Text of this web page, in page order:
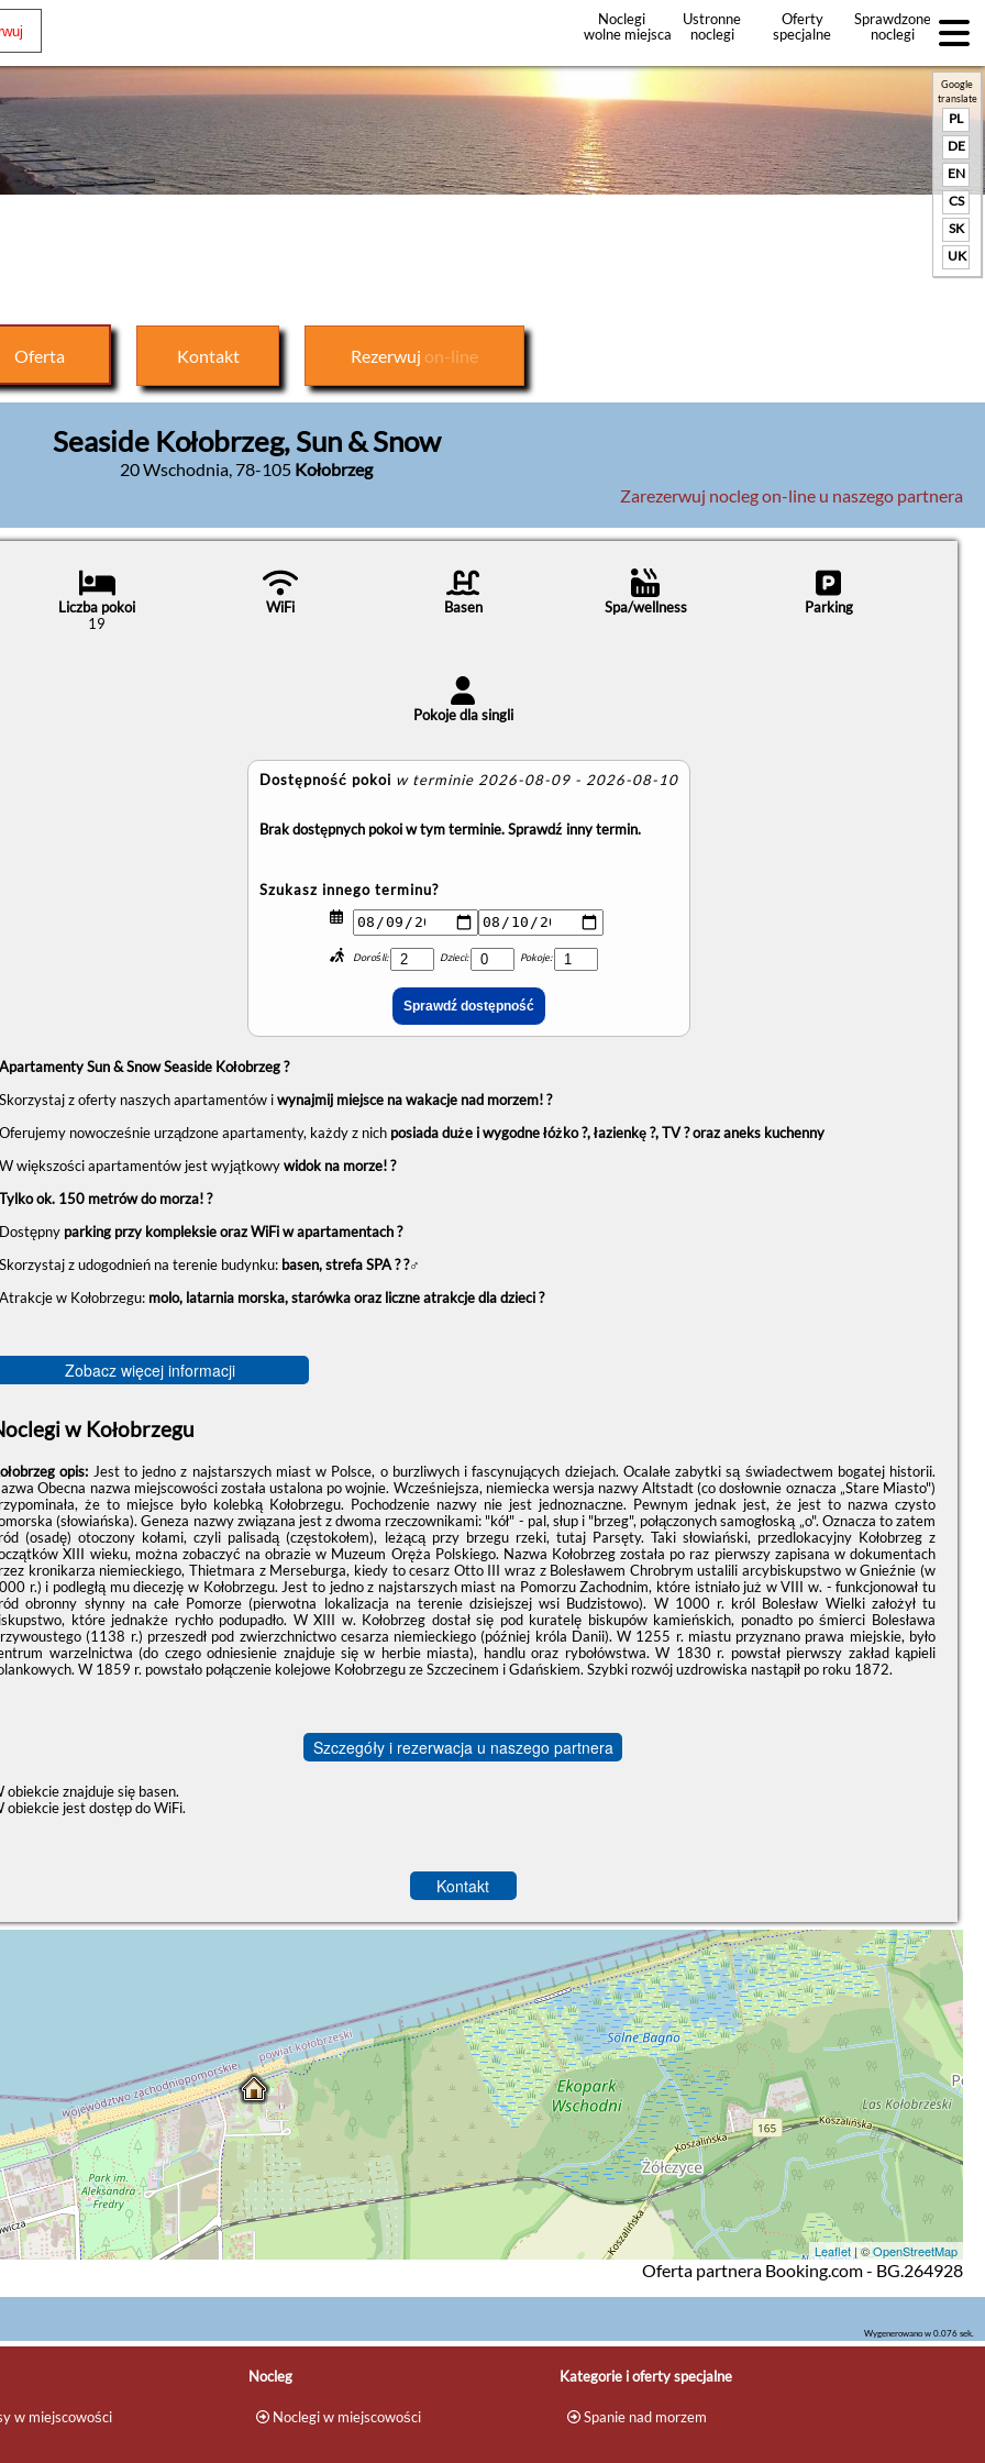
Noclegi
wolne miejsca
Ustronne
noclegi
Oferty
specjalne
Sprawdzone
noclegi
+Dodaj
Google
translate
PL
DE
EN
CS
SK
UK
Oferta Kontakt Rezerwuj on-line
Seaside Kołobrzeg, Sun & Snow
20 Wschodnia,78-105 Kołobrzeg
Zarezerwuj nocleg on-line u naszego partnera
Liczba pokoi
19
WiFi Basen Spa/wellness Parking
Pokoje dla singli
Dostępność pokoi w terminie 2026-08-09 - 2026-08-10
Brak dostępnych pokoi w tym terminie. Sprawdź inny termin.
Szukasz innego terminu?
Dorośli: Dzieci: Pokoje:
Apartamenty Sun & Snow Seaside Kołobrzeg ?
z oferty naszych apartamentów iwynajmij miejsce na wakacje nad morzem! ?
nowocześnie urządzone apartamenty, każdy z nich posiada duże i wygodne łóżko ?, łazienkę?, TV ? oraz aneks kuchenny
większości apartamentów jest wyjątkowywidok na morze! ?
Tylko ok. 150 metrów do morza! ?
parking przy kompleksie oraz WiFi w apartamentach ?
z udogodnień na terenie budynku: basen, strefa SPA ? ?‍♂️
w Kołobrzegu: molo, latarnia morska, starówka oraz liczne atrakcje dla dzieci ?
Zobacz więcej informacji
w Kołobrzegu
opis: Jest to jedno z najstarszych miast w Polsce, o burzliwych i fascynujących dziejach. Ocalałe zabytki są świadectwem bogatej historii.
Obecna nazwa miejscowości została ustalona po wojnie. Wcześniejsza, niemiecka wersja nazwy Altstadt (co dosłownie oznacza „Stare Miasto")
że to miejsce było kolebką Kołobrzegu. Pochodzenie nazwy nie jest jednoznaczne. Pewnym jednak jest, że jest to nazwa czysto
(słowiańska). Geneza nazwy związana jest z dwoma rzeczownikami: "kół" - pal, słup i "brzeg", połączonych samogłoską „o". Oznacza to zatem
(osadę) otoczony kołami, czyli palisadą (częstokołem), leżącą przy brzegu rzeki, tutaj Parsęty. Taki słowiański, przedlokacyjny Kołobrzeg z
XIII wieku, można zobaczyć na obrazie w Muzeum Oręża Polskiego. Nazwa Kołobrzeg została po raz pierwszy zapisana w dokumentach
kronikarza niemieckiego, Thietmara z Merseburga, kiedy to cesarz Otto III wraz z Bolesławem Chrobrym ustalili arcybiskupstwo w Gnieźnie (w
r.) i podległą mu diecezję w Kołobrzegu. Jest to jedno z najstarszych miast na Pomorzu Zachodnim, które istniało już w VIII w. - funkcjonował tu
obronny słynny na całe Pomorze (pierwotna lokalizacja na terenie dzisiejszej wsi Budzistowo). W 1000 r. król Bolesław Wielki założył tu
które jednakże rychło podupadło. W XIII w. Kołobrzeg dostał się pod kuratelę biskupów kamieńskich, ponadto po śmierci Bolesława
(1138 r.) przeszedł pod zwierzchnictwo cesarza niemieckiego (później króla Danii). W 1255 r. miastu przyznano prawa miejskie, było
warzelnictwa (do czego odniesienie znajduje się w herbie miasta), handlu oraz rybołówstwa. W 1830 r. powstał pierwszy zakład kąpieli
W 1859 r. powstało połączenie kolejowe Kołobrzegu ze Szczecinem i Gdańskiem. Szybki rozwój uzdrowiska nastąpił po roku 1872.
Szczegóły i rezerwacja u naszego partnera
obiekcie znajduje się basen.
obiekcie jest dostęp do WiFi.
Kontakt
Leaflet| ©OpenStreetMap
Oferta partnera Booking.com - BG.264928
Wygenerowano w 0.076 sek.
w miejscowości
Nocleg
Noclegi w miejscowości
Kategorie i oferty specjalne
Spanie nad morzem